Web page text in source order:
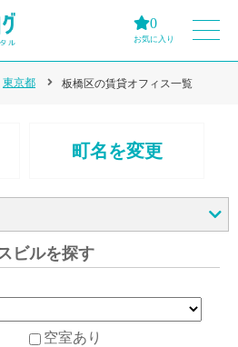
0
お気に入り
東京都 板橋区の賃貸オフィス一覧
町名を変更
ビルを探す
空室あり